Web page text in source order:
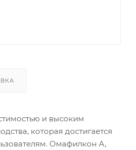
и высоким
которая достигается
Омафилкон А,